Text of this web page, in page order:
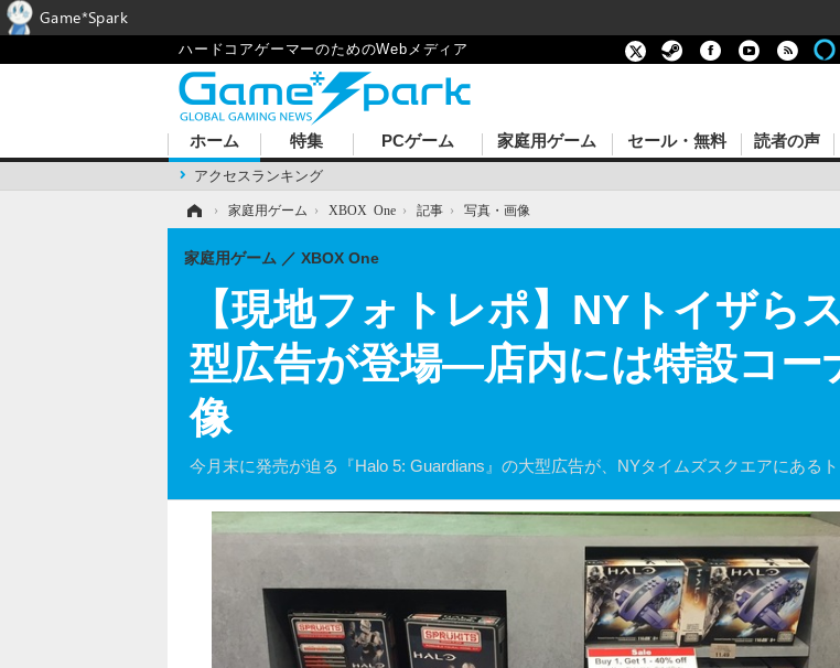
ハードコアゲーマーのためのWebメディア
ホーム
アクセスランキング
特集 PCゲーム 家庭用ゲーム セール・無料 読者の声
› 家庭用ゲーム › XBOX One › 記事 › 写真・画像
【現地フォトレポ】NYトイザら
型広告が登場―店内には特設コー
像
今月末に発売が迫る『Halo 5: Guardians』の大型広告が、NYタイムズスクエアにある
家庭用ゲーム XBOX One
Game*Spark